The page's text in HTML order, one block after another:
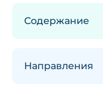
Содержание
Направления